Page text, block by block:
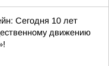
Сегодня 10 лет
движению